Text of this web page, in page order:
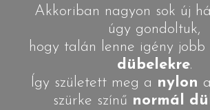
Akkoriban nagyon sok új
úgy gondoltuk,
hogy talán lenne igény jobb
dübelekre.
Így született meg a nylon
szürke színű normál